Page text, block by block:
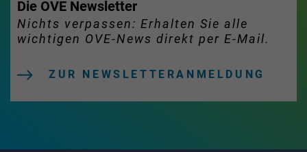
Die OVE Newsletter
Nichts verpassen: Erhalten Sie alle
wichtigen OVE-News direkt per E-Mail.
ZUR NEWSLETTERANMELDUNG